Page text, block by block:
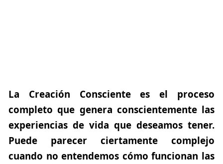
La Creación Consciente es el proceso
completo que genera conscientemente las
experiencias de vida que deseamos tener.
Puede parecer ciertamente complejo
cuando no entendemos cómo funcionan las